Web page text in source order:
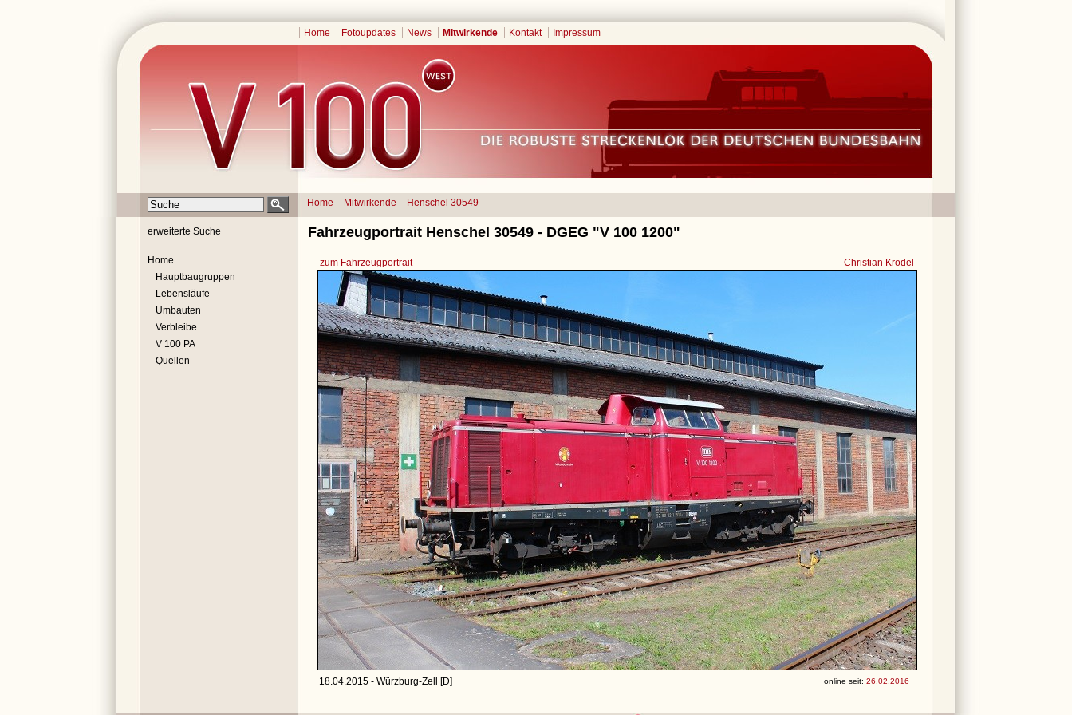
Home Fotoupdates News Mitwirkende Kontakt Impressum
Home Mitwirkende Henschel 30549
erweiterte Suche
Home
Hauptbaugruppen
Lebensläufe
Umbauten
Verbleibe
V 100 PA
Quellen
Fahrzeugportrait Henschel 30549 - DGEG "V 100 1200"
zum Fahrzeugportrait Christian Krodel
18.04.2015 - Würzburg-Zell [D] online seit: 26.02.2016